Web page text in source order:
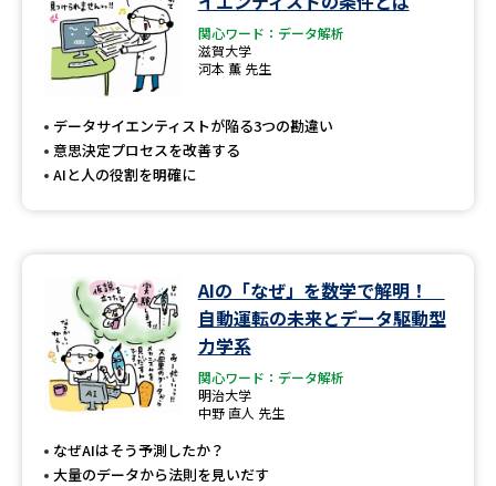
デジタルパンフレット 進路の３択
新学年スタート号特集ページ
SELFBRAND特集ページ
来場型・Web型イベント特集 夢ナビライブ
受験準備
関心ワード：データ解析
滋賀大学
河本 薫 先生
データサイエンティストが陥る3つの勘違い
意思決定プロセスを改善する
AIと人の役割を明確に
AIの「なぜ」を数学で解明！
自動運転の未来とデータ駆動型
力学系
関心ワード：データ解析
明治大学
中野 直人 先生
なぜAIはそう予測したか？
大量のデータから法則を見いだす